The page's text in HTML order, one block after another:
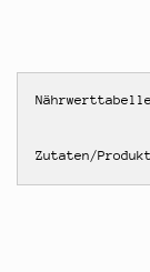
Zutaten/